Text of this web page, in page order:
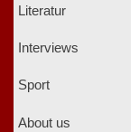
Literatur
Interviews
Sport
About us